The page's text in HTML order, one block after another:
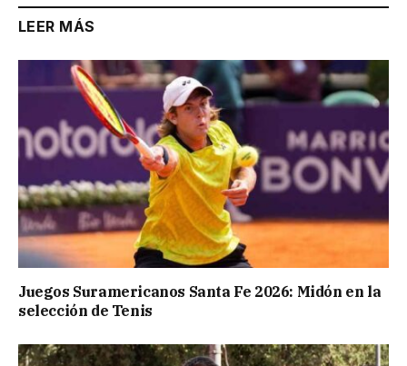
LEER MÁS
Juegos Suramericanos Santa Fe 2026: Midón en la
selección de Tenis